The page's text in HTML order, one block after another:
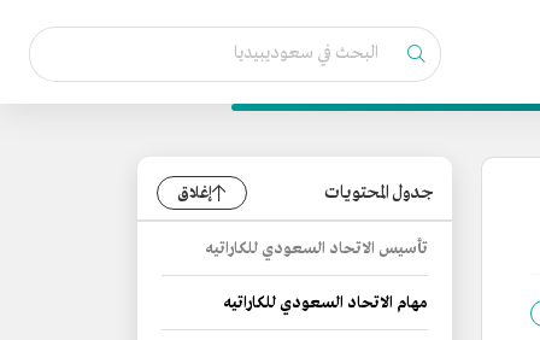
جدول المحتويات إغلاق
تأسيس الاتحاد السعودي للكاراتيه
مهام الاتحاد السعودي للكاراتيه